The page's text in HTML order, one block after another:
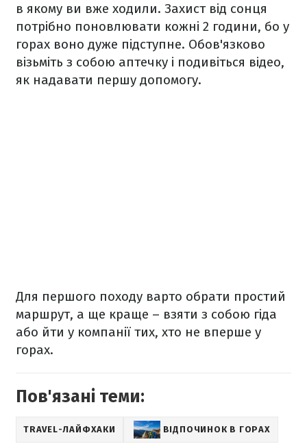
в якому ви вже ходили. Захист від сонця
потрібно поновлювати кожні 2 години, бо у
горах воно дуже підступне. Обов'язково
візьміть з собою аптечку і подивіться відео,
як надавати першу допомогу.
Для першого походу варто обрати простий
маршрут, а ще краще – взяти з собою гіда
або йти у компанії тих, хто не вперше у
горах.
Пов'язані теми:
TRAVEL-ЛАЙФХАКИ ВІДПОЧИНОК В ГОРАХ